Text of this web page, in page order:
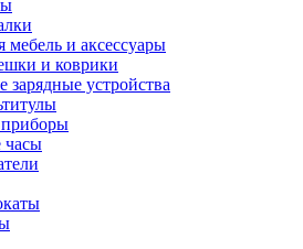
мебель и аксессуары
и коврики
зарядные устройства
часы